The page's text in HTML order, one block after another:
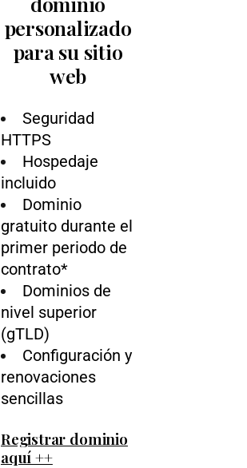
personalizado
para su sitio
web
Seguridad
HTTPS
Hospedaje
incluido
Dominio
gratuito durante el
primer periodo de
contrato*
Dominios de
nivel superior
(gTLD)
Configuración y
renovaciones
sencillas
Registrar dominio
aquí ++